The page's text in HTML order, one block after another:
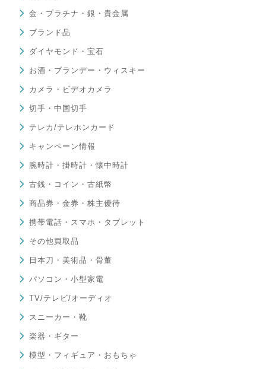
金・プラチナ・銀・貴金属
ブランド品
ダイヤモンド・宝石
お酒・ブランデー・ウィスキー
カメラ・ビデオカメラ
切手・中国切手
テレカ/テレホンカード
キャンペーン情報
腕時計・掛時計・懐中時計
古銭・コイン・古紙幣
商品券・金券・株主優待
携帯電話・スマホ・タブレット
その他買取品
日本刀・美術品・骨董
パソコン・小型家電
TV/テレビ/オーディオ
スニーカー・靴
楽器・ギター
模型・フィギュア・おもちゃ